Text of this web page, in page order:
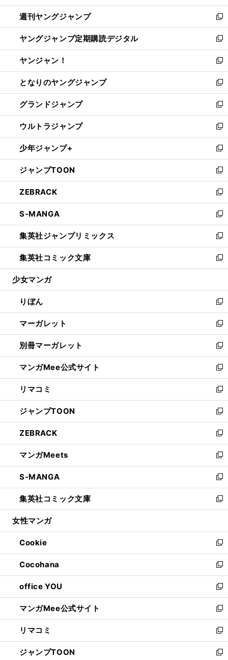
開
く
ウ
で
開
く
ン
ド
ウ
で
開
く
ウ
ィ
ン
ド
ウ
で
開
く
週刊ヤングジャンプ
新
し
い
ウ
ィ
ン
ド
ウ
で
開
く
ヤングジャンプ定期購読デジタル
新
し
い
ウ
ィ
ン
ド
ウ
で
開
く
ヤンジャン！
新
し
い
ウ
ィ
ン
ド
ウ
で
開
く
となりのヤングジャンプ
新
し
い
ウ
ィ
ン
ド
ウ
で
開
く
グランドジャンプ
新
し
い
ウ
ィ
ン
ド
ウ
で
開
く
ウルトラジャンプ
新
し
い
ウ
ィ
ン
ド
ウ
で
開
く
少年ジャンプ+
新
し
い
ウ
ィ
ン
ド
ウ
で
開
く
ジャンプTOON
新
し
い
ウ
ィ
ン
ド
ウ
で
開
ZEBRACK
新
し
い
ウ
ィ
ン
ド
ウ
開
く
S-MANGA
新
し
い
ウ
ィ
ン
ウ
で
開
く
集英社ジャンプリミックス
新
し
い
ウ
ン
ド
ウ
で
開
く
集英社コミック文庫
新
し
ウ
ィ
ン
ド
ウ
で
開
く
少女マンガ
りぼん
新
し
い
ウ
ィ
ン
ド
ウ
で
開
く
マーガレット
新
し
い
ウ
ィ
ン
ド
ウ
で
開
く
別冊マーガレット
新
し
い
ウ
ィ
ン
ド
ウ
で
開
く
マンガMee公式サイト
新
し
い
ウ
ィ
ン
ド
ウ
で
開
く
リマコミ
新
し
い
ウ
ィ
ン
ド
ウ
で
開
く
ジャンプTOON
新
し
い
ウ
ィ
ン
ド
ウ
で
開
ZEBRACK
新
し
い
ウ
ィ
ン
ド
ウ
開
く
マンガMeets
新
し
い
ウ
ィ
ン
ウ
で
開
く
S-MANGA
新
し
い
ウ
ン
ド
ウ
で
開
く
集英社コミック文庫
新
し
ウ
ィ
ン
ド
ウ
で
開
く
女性マンガ
Cookie
新
し
い
ウ
ィ
ン
ド
ウ
で
開
く
Cocohana
新
し
い
ウ
ィ
ン
ド
ウ
で
office YOU
新
し
い
ウ
ィ
ン
ド
マンガMee公式サイト
新
し
い
ウ
ィ
リマコミ
新
し
い
ジャンプTOON 新